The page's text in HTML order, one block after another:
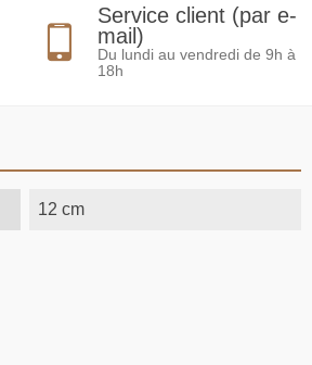
Service client (par e-
mail)
Du lundi au vendredi de 9h à
18h
12 cm